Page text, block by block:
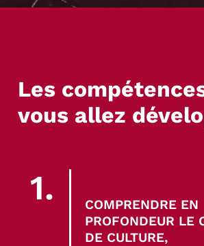
Les
vous allez
1.
COMPRENDRE EN
PROFONDEUR LE
DE CULTURE,